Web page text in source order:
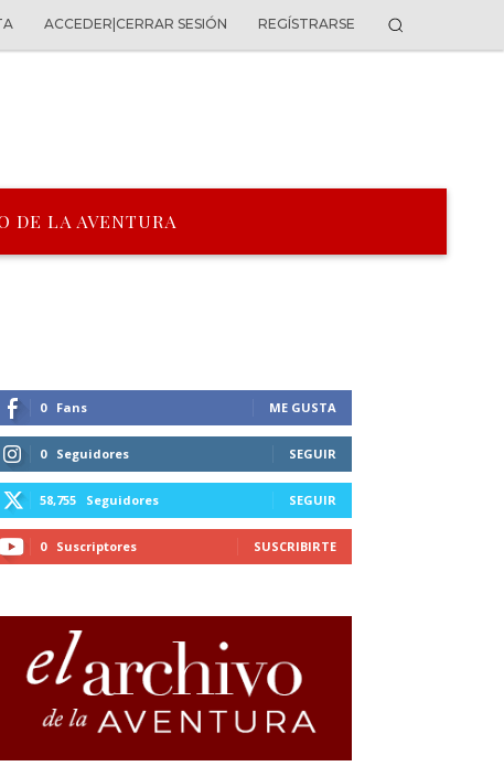
ACCEDER|CERRAR SESIÓN REGÍSTRARSE
DE LA AVENTURA
0 Fans ME GUSTA
0 Seguidores SEGUIR
58,755 Seguidores SEGUIR
0 Suscriptores SUSCRIBIRTE